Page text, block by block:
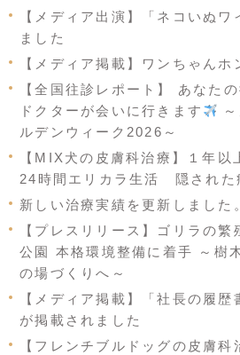
【メディア出演】「ネコいぬ
ました
【メディア掲載】ワンちゃん
【全国往診レポート】 あなた
ドクターが会いに行きます
ルデンウィーク2026～
【MIX犬の皮膚科治療】１年
24時間エリカラ生活 隠された
新しい治療実績を更新しました
【プレスリリース】ゴリラの
公園 本格環境整備に着手 ～樹
の場づくりへ～
【メディア掲載】「社長の履
が掲載されました
【フレンチブルドッグの皮膚科